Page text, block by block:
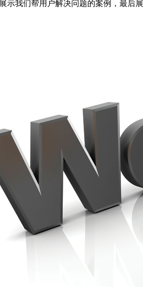
示我们帮用户解决问题的案例，最后